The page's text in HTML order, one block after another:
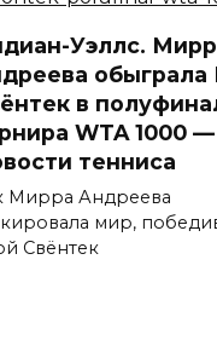
Уэллс.
обыграла
в
WTA 1000 —
тенниса
Мирра Андреева
мир,
Свёнтек